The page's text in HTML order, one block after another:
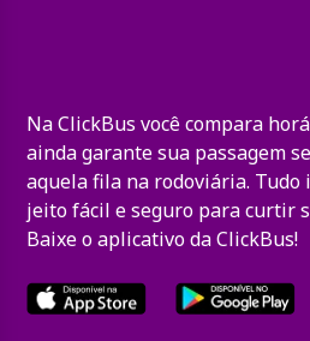
Na ClickBus você compara
ainda garante sua passagem
aquela fila na rodoviária. Tudo
jeito fácil e seguro para curtir
Baixe o aplicativo da ClickBus!